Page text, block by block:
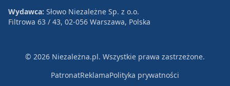
Wydawca: Słowo Niezależne Sp. z o.o.
Filtrowa 63 / 43, 02-056 Warszawa, Polska
© 2026 Niezależna.pl. Wszystkie prawa zastrzeżone.
PatronatReklamaPolityka prywatności